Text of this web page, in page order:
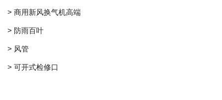
> 商用新风换气机高端
> 防雨百叶
> 风管
> 可开式检修口